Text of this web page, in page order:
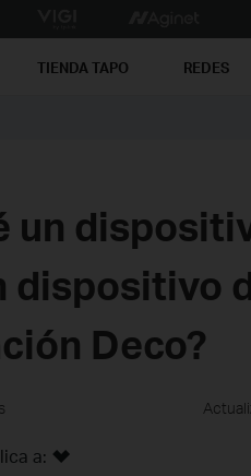
TIENDA TAPO REDES
un
dispositivo
Deco?
a: